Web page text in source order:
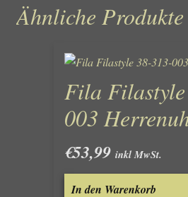
Ähnliche Produkte
Fila
003
€53,99 inkl MwSt.
In den Warenkorb